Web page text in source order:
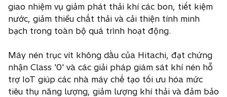
giao nhiệm vụ giảm phát thải khí các bon, tiết kiệm
nước, giảm thiểu chất thải và cải thiện tính minh
bạch trong toàn bộ quá trình hoạt động.
Máy nén trục vít không dầu của Hitachi, đạt chứng
nhận Class '0' và các giải pháp giám sát khí nén hỗ
trợ IoT giúp các nhà máy chế tạo tối ưu hóa mức
tiêu thụ năng lượng, giảm lượng khí thải và đảm bảo